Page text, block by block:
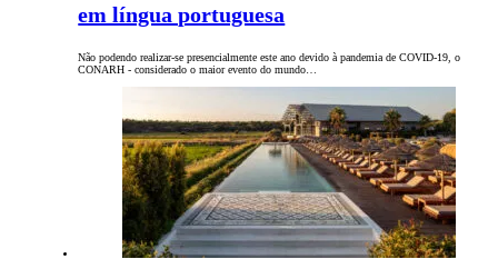
em língua portuguesa
Não podendo realizar-se presencialmente este ano devido à pandemia de COVID-19, o
CONARH - considerado o maior evento do mundo…